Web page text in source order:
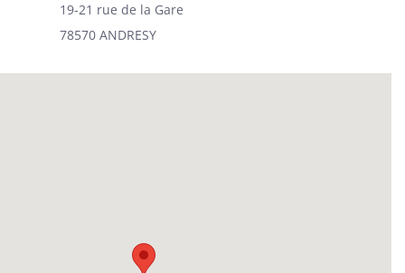
19-21 rue de la Gare
78570 ANDRESY